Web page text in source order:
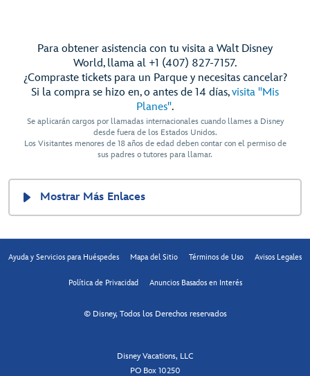
Para obtener asistencia con tu visita a Walt Disney
World, llama al +1 (407) 827-7157.
¿Compraste tickets para un Parque y necesitas cancelar?
Si la compra se hizo en, o antes de 14 días,visita "Mis
Planes".
Se aplicarán cargos por llamadas internacionales cuando llames a Disney
desde fuera de los Estados Unidos.
Los Visitantes menores de 18 años de edad deben contar con el permiso de
sus padres o tutores para llamar.
Mostrar Más Enlaces
Ayuda y Servicios para Huéspedes Mapa del Sitio Términos de Uso Avisos Legales
Política de Privacidad Anuncios Basados en Interés
© Disney, Todos los Derechos reservados
Disney Vacations, LLC
PO Box 10250